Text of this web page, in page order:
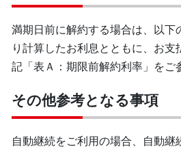
満期日前に解約する場合は、以下
り計算したお利息とともに、お
記「表Ａ：期限前解約利率」をご
その他参考となる事項
自動継続をご利用の場合、自動継